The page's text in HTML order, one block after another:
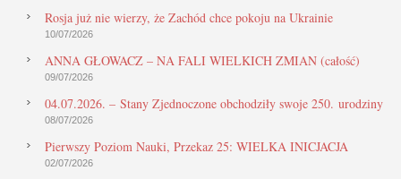
Rosja już nie wierzy, że Zachód chce pokoju na Ukrainie
10/07/2026
ANNA GŁOWACZ – NA FALI WIELKICH ZMIAN (całość)
09/07/2026
04.07.2026. – Stany Zjednoczone obchodziły swoje 250. urodziny
08/07/2026
Pierwszy Poziom Nauki, Przekaz 25: WIELKA INICJACJA
02/07/2026